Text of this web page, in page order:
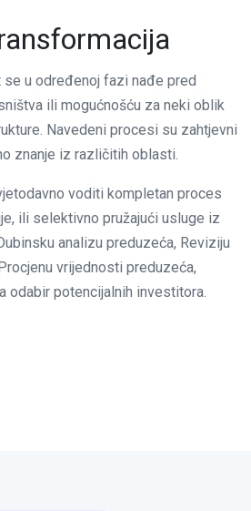
u određenoj fazi nađe pred
ili mogućnošću za neki oblik
Navedeni procesi su zahtjevni
znanje iz različitih oblasti.
voditi kompletan proces
ili selektivno pružajući usluge iz
analizu preduzeća, Reviziju
vrijednosti preduzeća,
odabir potencijalnih investitora.